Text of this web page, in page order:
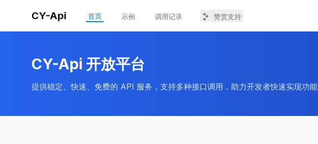
CY-Api 首页 示例 调用记录 赞赏支持
CY-Api 开放平台
提供稳定、快速、免费的 API 服务，支持多种接口调用，助力开发者快速实现功能